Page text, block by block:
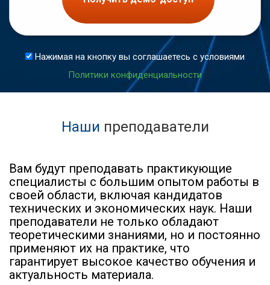
Нажимая на кнопку вы соглашаетесь с условиями
Политики конфиденциальности
Наши преподаватели
Вам будут преподавать практикующие
специалисты с большим опытом работы в
своей области, включая кандидатов
технических и экономических наук. Наши
преподаватели не только обладают
теоретическими знаниями, но и постоянно
применяют их на практике, что
гарантирует высокое качество обучения и
актуальность материала.